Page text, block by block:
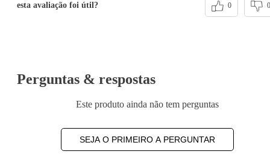
esta avaliação foi útil? 0 0
Perguntas & respostas
Este produto ainda não tem perguntas
SEJA O PRIMEIRO A PERGUNTAR